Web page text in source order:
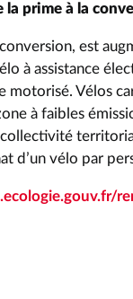
la prime à la
conversion, est
à assistance
motorisé. Vélos
à faibles
d’un vélo par